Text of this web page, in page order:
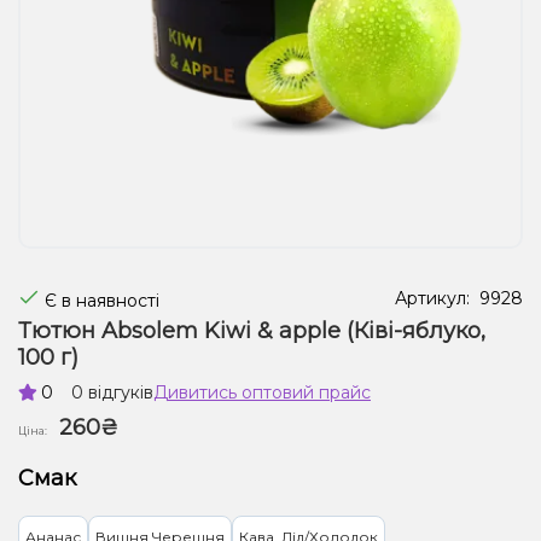
Рідини для електронних сигарет
Подарункові набори
Є в наявності Артикул: 9928
Тютюн Absolem Kiwi & apple (Ківі-яблуко,
100 г)
0 0 відгуківДивитись оптовий прайс
Ціна:
260₴
Смак
Ананас Вишня Черешня Кава, Лід/Холодок